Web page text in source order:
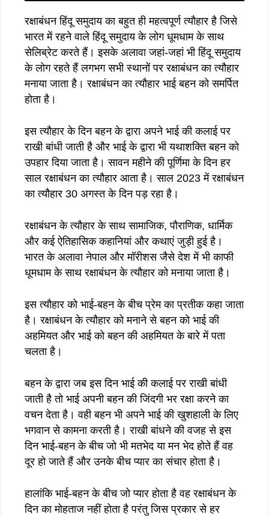
रक्षाबंधन हिंदू समुदाय का बहुत ही महत्वपूर्ण त्यौहार है जिसे
भारत में रहने वाले हिंदू समुदाय के लोग धूमधाम के साथ
सेलिब्रेट करते हैं। इसके अलावा जहां-जहां भी हिंदू समुदाय
के लोग रहते हैं लगभग सभी स्थानों पर रक्षाबंधन का त्यौहार
मनाया जाता है। रक्षाबंधन का त्यौहार भाई बहन को समर्पित
होता है।
इस त्यौहार के दिन बहन के द्वारा अपने भाई की कलाई पर
राखी बांधी जाती है और भाई के द्वारा भी यथाशक्ति बहन को
उपहार दिया जाता है। सावन महीने की पूर्णिमा के दिन हर
साल रक्षाबंधन का त्यौहार आता है। साल 2023 में रक्षाबंधन
का त्यौहार 30 अगस्त के दिन पड़ रहा है।
रक्षाबंधन के त्यौहार के साथ सामाजिक, पौराणिक, धार्मिक
और कई ऐतिहासिक कहानियां और कथाएं जुड़ी हुई है।
भारत के अलावा नेपाल और मॉरीशस जैसे देश में भी काफी
धूमधाम के साथ रक्षाबंधन के त्यौहार को मनाया जाता है।
इस त्यौहार को भाई-बहन के बीच प्रेम का प्रतीक कहा जाता
है। रक्षाबंधन के त्यौहार को मनाने से बहन को भाई की
अहमियत और भाई को बहन की अहमियत के बारे में पता
चलता है।
बहन के द्वारा जब इस दिन भाई की कलाई पर राखी बांधी
जाती है तो भाई अपनी बहन की जिंदगी भर रक्षा करने का
वचन देता है। वही बहन भी अपने भाई की खुशहाली के लिए
भगवान से कामना करती है। राखी बांधने की वजह से इस
दिन भाई-बहन के बीच जो भी मतभेद या मन भेद होते हैं वह
दूर हो जाते हैं और उनके बीच प्यार का संचार होता है।
हालांकि भाई-बहन के बीच जो प्यार होता है वह रक्षाबंधन के
दिन का मोहताज नहीं होता है परंतु जिस प्रकार से हर